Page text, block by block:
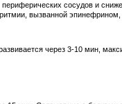
сосудов и
вызванной
через 3-10 мин,